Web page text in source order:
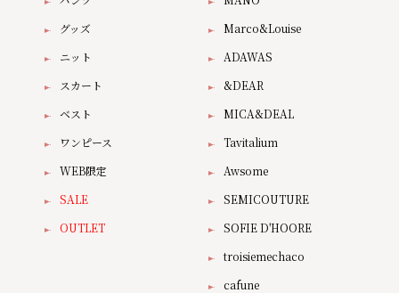
グッズ
ニット
スカート
ベスト
ワンピース
WEB限定
SALE
OUTLET
Marco&Louise
ADAWAS
&DEAR
MICA&DEAL
Tavitalium
Awsome
SEMICOUTURE
SOFIE D'HOORE
troisiemechaco
cafune